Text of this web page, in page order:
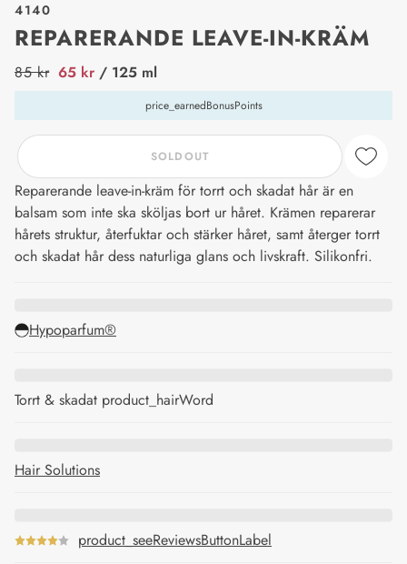
4140
REPARERANDE LEAVE-IN-KRÄM
price_label
85 kr 65 kr / 125 ml
price_earnedBonusPoints
SOLDOUT
Reparerande leave-in-kräm för torrt och skadat hår är en
balsam som inte ska sköljas bort ur håret. Krämen reparerar
hårets struktur, återfuktar och stärker håret, samt återger torrt
och skadat hår dess naturliga glans och livskraft. Silikonfri.
Hypoparfum®
Torrt & skadat product_hairWord
Hair Solutions
product_seeReviewsButtonLabel